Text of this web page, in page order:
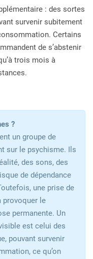
: des sortes
survenir subitement
Certains
de s’abstenir
trois mois à
?
un groupe de
sur le psychisme. Ils
des sons, des
de dépendance
une prise de
provoquer le
permanente. Un
est celui des
pouvant survenir
ce qu’on